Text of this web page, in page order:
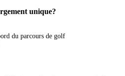
unique?
du parcours de golf